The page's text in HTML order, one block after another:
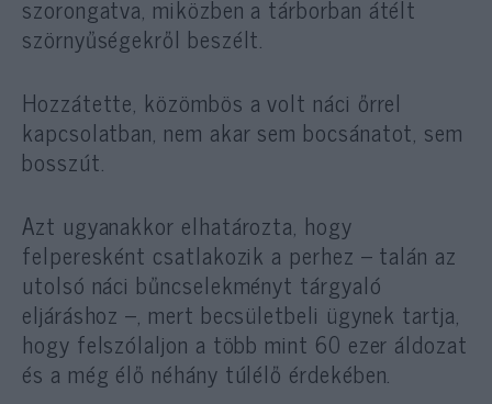
szorongatva, miközben a tárborban átélt
szörnyűségekről beszélt.
Hozzátette, közömbös a volt náci őrrel
kapcsolatban, nem akar sem bocsánatot, sem
bosszút.
Azt ugyanakkor elhatározta, hogy
felperesként csatlakozik a perhez – talán az
utolsó náci bűncselekményt tárgyaló
eljáráshoz –, mert becsületbeli ügynek tartja,
hogy felszólaljon a több mint 60 ezer áldozat
és a még élő néhány túlélő érdekében.